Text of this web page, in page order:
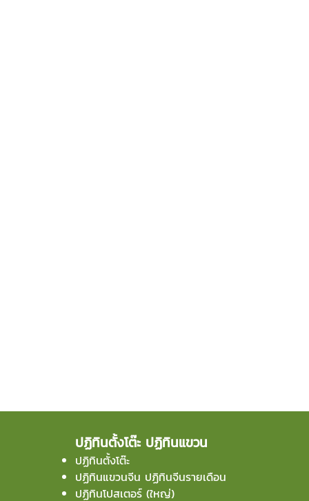
ปฏิทินตั้งโต๊ะ ปฏิทินแขวน
ปฏิทินตั้งโต๊ะ
ปฏิทินแขวนจีน ปฏิทินจีนรายเดือน
ปฏิทินโปสเตอร์ (ใหญ่)